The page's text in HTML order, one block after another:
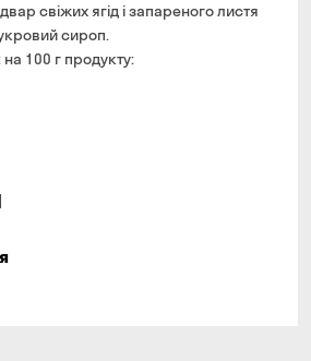
на сайті
свіжих ягід і запареного листя
сироп.
на 100 г продукту: